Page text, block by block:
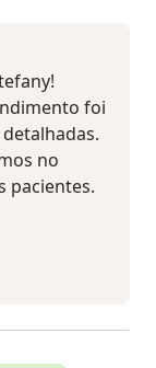
foi
no
pacientes.